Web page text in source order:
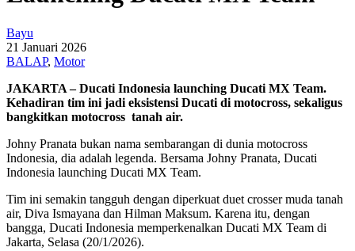
Bayu
21 Januari 2026
BALAP, Motor
JAKARTA – Ducati Indonesia launching Ducati MX Team.
Kehadiran tim ini jadi eksistensi Ducati di motocross, sekaligus
bangkitkan motocross tanah air.
Johny Pranata bukan nama sembarangan di dunia motocross
Indonesia, dia adalah legenda. Bersama Johny Pranata, Ducati
Indonesia launching Ducati MX Team.
Tim ini semakin tangguh dengan diperkuat duet crosser muda tanah
air, Diva Ismayana dan Hilman Maksum. Karena itu, dengan
bangga, Ducati Indonesia memperkenalkan Ducati MX Team di
Jakarta, Selasa (20/1/2026).